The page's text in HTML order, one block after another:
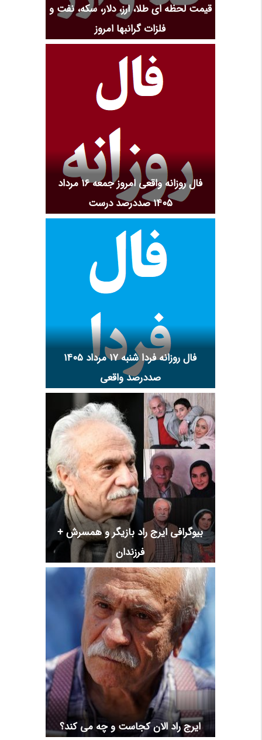
قیمت لحظه ای طلا، ارز، دلار، سکه، نفت و
فلزات گرانبها امروز
فال روزانه واقعی امروز جمعه ۱۶ مرداد
۱۴۰۵ صددرصد درست
فال روزانه فردا شنبه ۱۷ مرداد ۱۴۰۵
صددرصد واقعی
بیوگرافی ایرج راد بازیگر و همسرش +
فرزندان
ایرج راد الان کجاست و چه می کند؟